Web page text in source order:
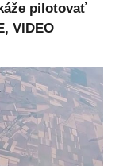
pilotovať
VIDEO